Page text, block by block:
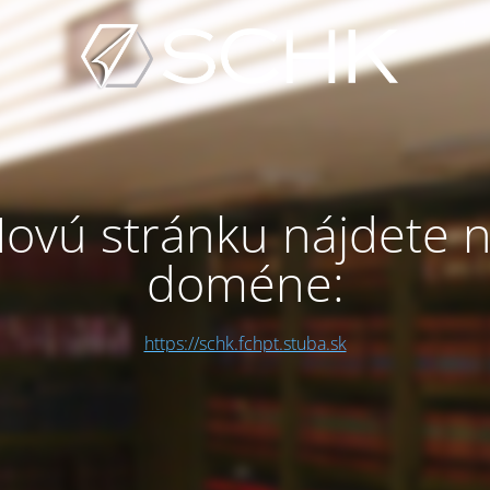
stránku nájdete
doméne:
https://schk.fchpt.stuba.sk